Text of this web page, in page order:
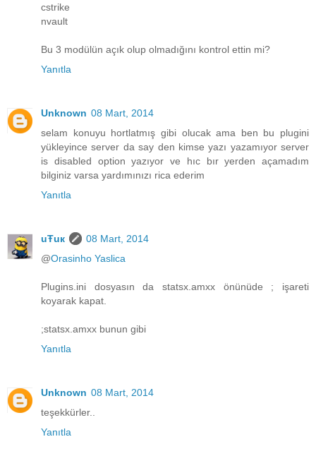
cstrike
nvault
Bu 3 modülün açık olup olmadığını kontrol ettin mi?
Yanıtla
Unknown 08 Mart, 2014
selam konuyu hortlatmış gibi olucak ama ben bu plugini
yükleyince server da say den kimse yazı yazamıyor server
is disabled option yazıyor ve hıc bır yerden açamadım
bilginiz varsa yardımınızı rica ederim
Yanıtla
uŦuк
08 Mart, 2014
@Orasinho Yaslica
Plugins.ini dosyasın da statsx.amxx önünüde ; işareti
koyarak kapat.
;statsx.amxx bunun gibi
Yanıtla
Unknown 08 Mart, 2014
teşekkürler..
Yanıtla